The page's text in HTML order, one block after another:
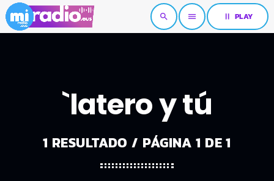
search menu pause PLAY
`latero y tú
1 RESULTADO / PÁGINA 1 DE 1